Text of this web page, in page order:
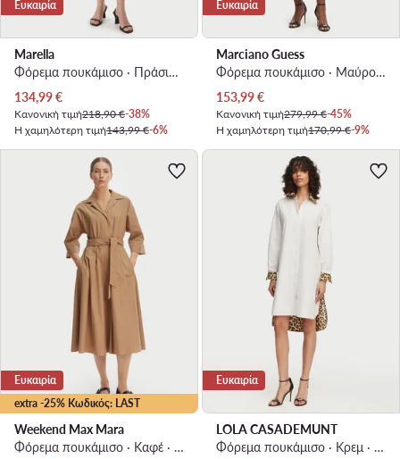
Ευκαιρία
Marella
Φόρεμα πουκάμισο · Πράσινο · Midi
Τρέχουσα τιμή
134,99€
Κανονική τιμή218,90 €-38%
Η χαμηλότερη τιμή143,99 €-6%
Ευκαιρία
Marciano Guess
Φόρεμα πουκάμισο · Μαύρο · Maxi
Τρέχουσα τιμή
153,99€
Κανονική τιμή279,99 €-45%
Η χαμηλότερη τιμή170,99 €-9%
extra -25% Κωδικός: LAST
Ευκαιρία
Weekend Max Mara
Φόρεμα πουκάμισο · Καφέ · Midi
Ευκαιρία
LOLA CASADEMUNT
Φόρεμα πουκάμισο · Κρεμ · Mini